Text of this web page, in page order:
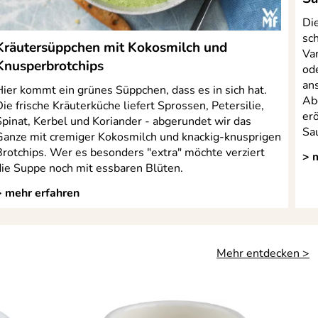
mit Kokosmilch und
kommt ein grünes Süppchen, dass es in sich hat.
frische Kräuterküche liefert Sprossen, Petersilie,
Kerbel und Koriander - abgerundet wir das
mit cremiger Kokosmilch und knackig-knusprigen
Wer es besonders "extra" möchte verziert
Suppe noch mit essbaren Blüten.
mehr erfahren
>
Mehr entdecken >